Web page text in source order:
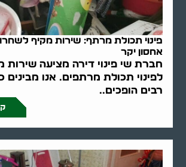
פינוי תכולת מרתף: שירות מקיף
אחסון יקר
חברת שי פינוי דירה מציעה שירות
לפינוי תכולת מרתפים. אנו מבינים
רבים הופכים..